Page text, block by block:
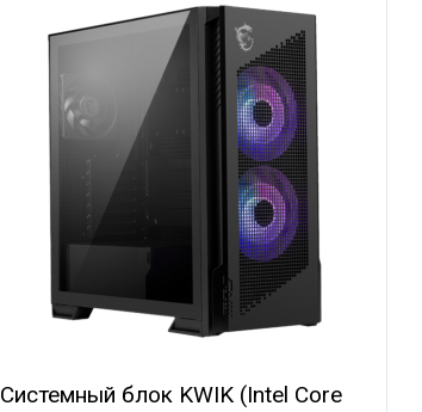
Системный блок KWIK (Intel Core